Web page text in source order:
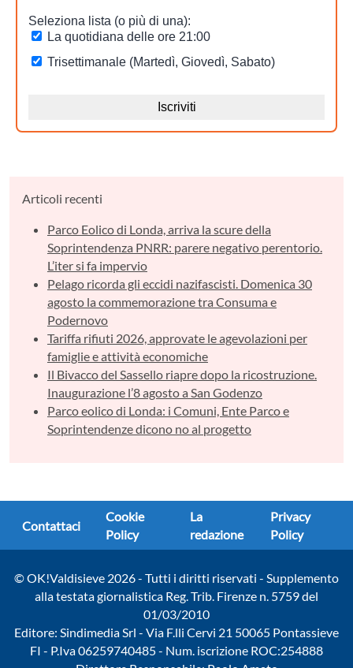
Articoli recenti
Parco Eolico di Londa, arriva la scure della
Soprintendenza PNRR: parere negativo perentorio.
L’iter si fa impervio
Pelago ricorda gli eccidi nazifascisti. Domenica 30
agosto la commemorazione tra Consuma e
Podernovo
Tariffa rifiuti 2026, approvate le agevolazioni per
famiglie e attività economiche
Il Bivacco del Sassello riapre dopo la ricostruzione.
Inaugurazione l’8 agosto a San Godenzo
Parco eolico di Londa: i Comuni, Ente Parco e
Soprintendenze dicono no al progetto
Contattaci
Cookie
Policy
La
redazione
Privacy
Policy
© OK!Valdisieve 2026 - Tutti i diritti riservati - Supplemento
alla testata giornalistica Reg. Trib. Firenze n. 5759 del
01/03/2010
Editore: Sindimedia Srl - Via F.lli Cervi 21 50065 Pontassieve
FI - P.Iva 06259740485 - Num. iscrizione ROC:254888